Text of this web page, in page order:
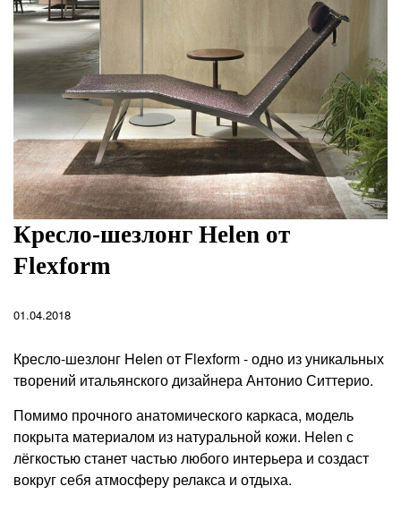
Кресло-шезлонг Helen от
Flexform
01.04.2018
Кресло-шезлонг Helen от Flexform - одно из уникальных
творений итальянского дизайнера Антонио Ситтерио.
Помимо прочного анатомического каркаса, модель
покрыта материалом из натуральной кожи. Helen с
лёгкостью станет частью любого интерьера и создаст
вокруг себя атмосферу релакса и отдыха.